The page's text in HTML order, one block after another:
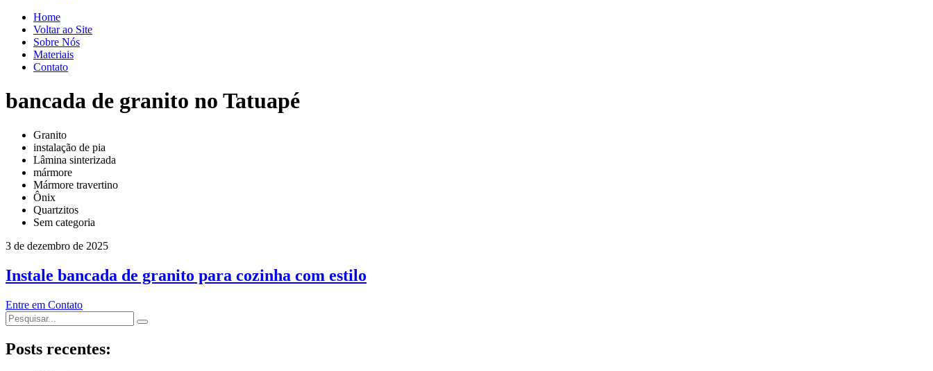
Home
Voltar ao Site
Sobre Nós
Materiais
Contato
bancada de granito no Tatuapé
Granito
instalação de pia
Lâmina sinterizada
mármore
Mármore travertino
Ônix
Quartzitos
Sem categoria
3 de dezembro de 2025
Instale bancada de granito para cozinha com estilo
Entre em Contato
Posts recentes: